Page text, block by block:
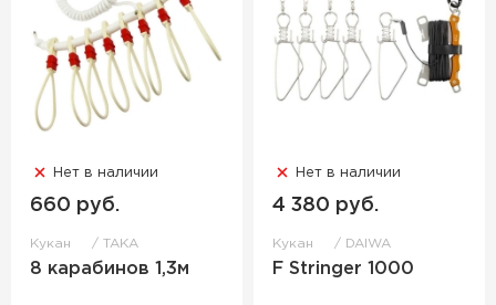
Нет в наличии
660 руб.
Кукан TAKA
8 карабинов 1,3м
Нет в наличии
4 380 руб.
Кукан DAIWA
F Stringer 1000